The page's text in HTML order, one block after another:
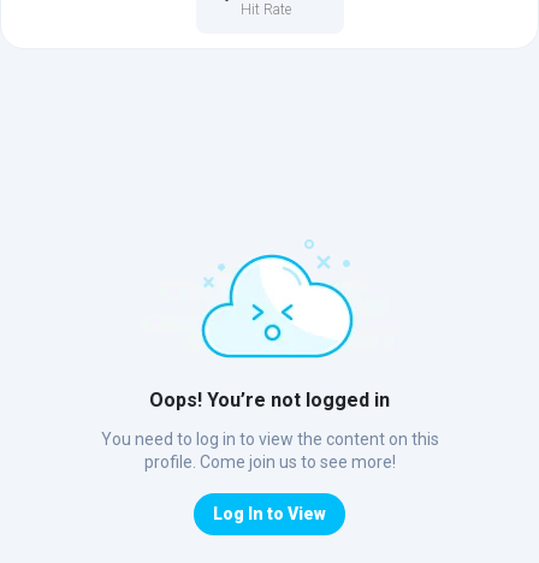
Oops! You’re not logged in
You need to log in to view the content on this
profile. Come join us to see more!
Log In to View
Hit Rate